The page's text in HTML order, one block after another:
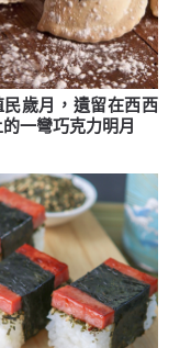
民歲月，遺留在西西
一彎巧克力明月